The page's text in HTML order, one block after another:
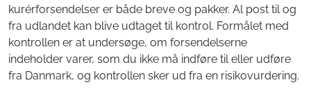
kurérforsendelser er både breve og pakker. Al post til og
fra udlandet kan blive udtaget til kontrol. Formålet med
kontrollen er at undersøge, om forsendelserne
indeholder varer, som du ikke må indføre til eller udføre
fra Danmark, og kontrollen sker ud fra en risikovurdering.